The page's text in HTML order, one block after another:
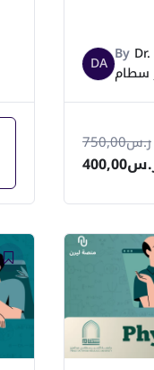
DA By
سطام
ر.س750,00
400,00